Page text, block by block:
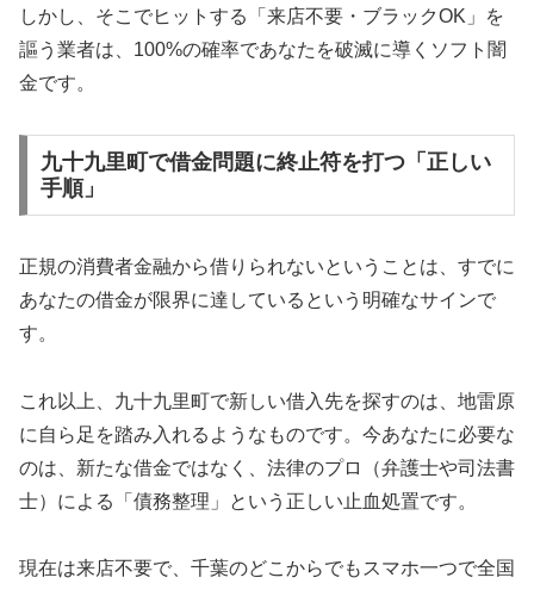
しかし、そこでヒットする「来店不要・ブラックOK」を
謳う業者は、100%の確率であなたを破滅に導くソフト闇
金です。
九十九里町で借金問題に終止符を打つ「正しい
手順」
正規の消費者金融から借りられないということは、すでに
あなたの借金が限界に達しているという明確なサインで
す。
これ以上、九十九里町で新しい借入先を探すのは、地雷原
に自ら足を踏み入れるようなものです。今あなたに必要な
のは、新たな借金ではなく、法律のプロ（弁護士や司法書
士）による「債務整理」という正しい止血処置です。
現在は来店不要で、千葉のどこからでもスマホ一つで全国